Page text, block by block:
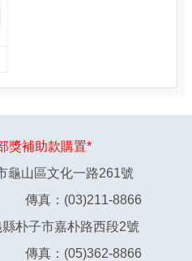
獎補助款購置*
龜山區文化一路261號
傳真：(03)211-8866
朴子市嘉朴路西段2號
傳真：(05)362-8866